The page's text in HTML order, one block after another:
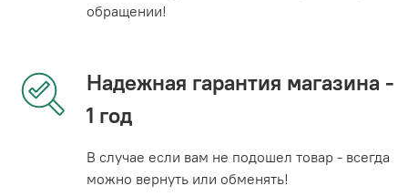
обращении!
Надежная гарантия магазина -
1 год
В случае если вам не подошел товар - всегда
можно вернуть или обменять!